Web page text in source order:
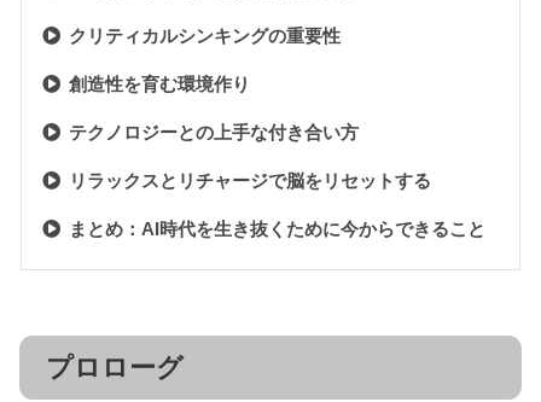
クリティカルシンキングの重要性
創造性を育む環境作り
テクノロジーとの上手な付き合い方
リラックスとリチャージで脳をリセットする
まとめ：AI時代を生き抜くために今からできること
プロローグ